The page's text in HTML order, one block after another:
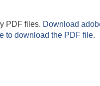
PDF files. Download
to download the PDF file.